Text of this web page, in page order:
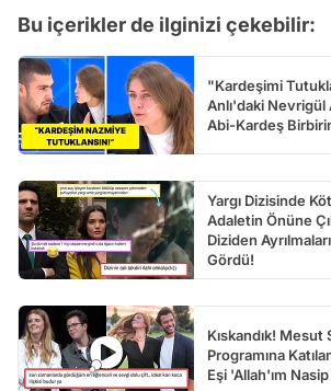
Bu içerikler de ilginizi çekebilir:
"Kardeşimi
Anlı'daki
Abi-Kardeş
Yargı Dizisinde
Adaletin Önüne
Diziden
Gördü!
Kıskandık! Mesut
Programına
Eşi 'Allah'ım